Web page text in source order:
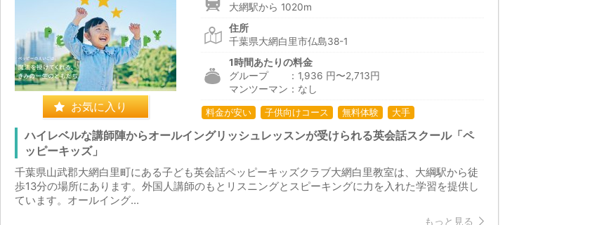
お気に入り
大網駅から 1020m
住所
千葉県大網白里市仏島38-1
1時間あたりの料金
グループ ：1,936 円〜2,713円
マンツーマン：なし
料金が安い 子供向けコース 無料体験 大手
ハイレベルな講師陣からオールイングリッシュレッスンが受けられる英会話スクール「ペ
ッピーキッズ」
千葉県山武郡大網白里町にある子ども英会話ペッピーキッズクラブ大網白里教室は、大綱駅から徒
歩13分の場所にあります。外国人講師のもとリスニングとスピーキングに力を入れた学習を提供し
ています。オールイング...
もっと見る